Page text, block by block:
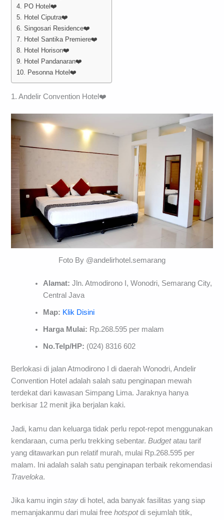
4. PO Hotel❤️
5. Hotel Ciputra❤️
6. Singosari Residence❤️
7. Hotel Santika Premiere❤️
8. Hotel Horison❤️
9. Hotel Pandanaran❤️
10. Pesonna Hotel❤️
1. Andelir Convention Hotel❤️
Foto By @andelirhotel.semarang
Alamat:Jln. Atmodirono I, Wonodri, Semarang City,
Central Java
Map: Klik Disini
Harga Mulai: Rp.268.595 per malam
No.Telp/HP: (024) 8316 602
Berlokasi di jalan Atmodirono I di daerah Wonodri, Andelir
Convention Hotel adalah salah satu penginapan mewah
terdekat dari kawasan Simpang Lima. Jaraknya hanya
berkisar 12 menit jika berjalan kaki.
Jadi, kamu dan keluarga tidak perlu repot-repot menggunakan
kendaraan, cuma perlu trekking sebentar.Budgetatau tarif
yang ditawarkan pun relatif murah, mulai Rp.268.595 per
malam. Ini adalah salah satu penginapan terbaik rekomendasi
Traveloka.
Jika kamu inginstay di hotel, ada banyak fasilitas yang siap
memanjakanmu dari mulai freehotspotdi sejumlah titik,